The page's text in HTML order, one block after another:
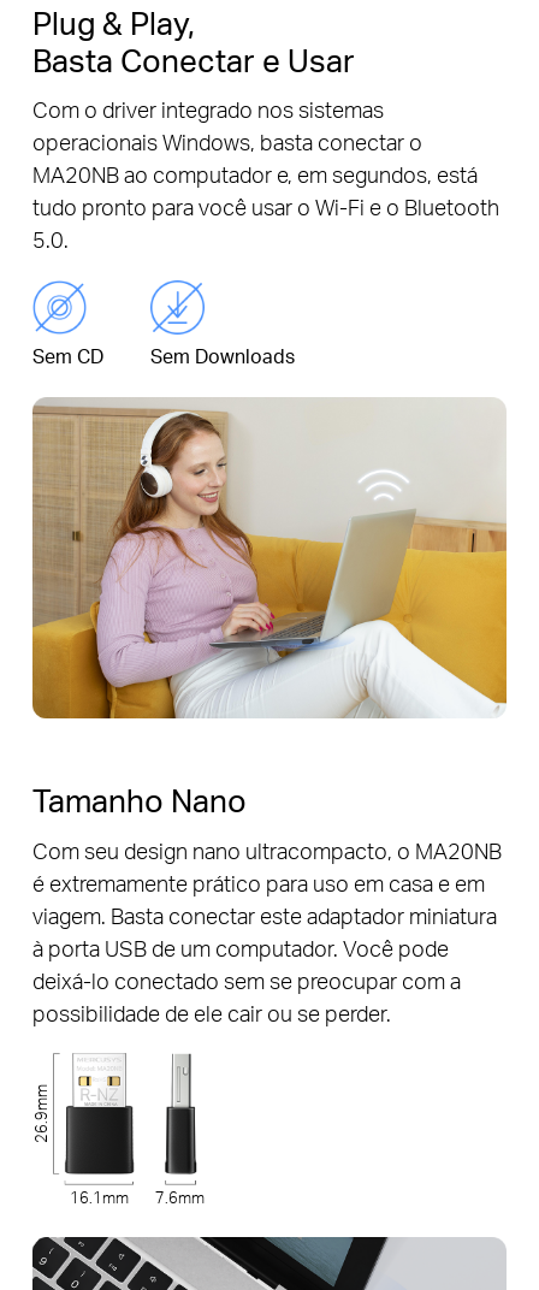
Plug & Play,
Basta Conectar e Usar
Com o driver integrado nos sistemas
operacionais Windows, basta conectar o
MA20NB ao computador e, em segundos, está
tudo pronto para você usar o Wi-Fi e o Bluetooth
5.0.
Sem CD Sem Downloads
Tamanho Nano
Com seu design nano ultracompacto, o MA20NB
é extremamente prático para uso em casa e em
viagem. Basta conectar este adaptador miniatura
à porta USB de um computador. Você pode
deixá-lo conectado sem se preocupar com a
possibilidade de ele cair ou se perder.
26.9mm
16.1mm 7.6mm